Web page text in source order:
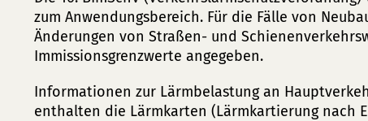
zum Anwendungsbereich. Für die Fälle von
Änderungen von Straßen- und
Immissionsgrenzwerte angegeben.
Informationen zur Lärmbelastung an
enthalten die Lärmkarten (Lärmkartierung nach